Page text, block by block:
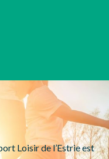
Loisir de l’Estrie est